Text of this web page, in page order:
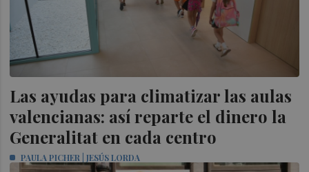
Las ayudas para climatizar las aulas
valencianas: así reparte el dinero la
Generalitat en cada centro
PAULA PICHER | JESÚS LORDA